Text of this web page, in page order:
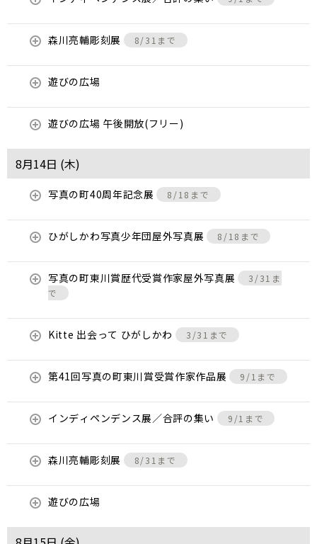
森川亮輔彫刻展 8/31まで
遊びの広場
遊びの広場 午後開放(フリー)
8月14日 (木)
写真の町40周年記念展 8/18まで
ひがしかわ写真少年団屋外写真展 8/18まで
写真の町東川賞歴代受賞作家屋外写真展
3/31ま
で
Kitte 出会って ひがしかわ 3/31まで
第41回写真の町東川賞受賞作家作品展 9/1まで
インディペンデンス展／合評の集い 9/1まで
森川亮輔彫刻展 8/31まで
遊びの広場